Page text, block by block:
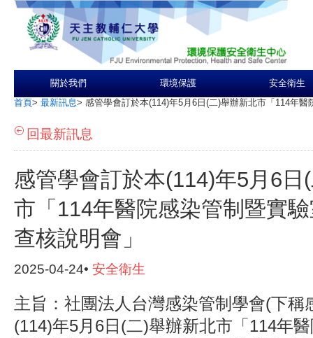
關於我們 環境保護 安全衛生
首頁> 最新訊息> 感管學會訂於本(114)年5月6日(二)舉辦新北市「114年
回最新訊息
感管學會訂於本(114)年5月6日
市「114年醫院感染管制暨實
查核說明會」
2025-04-24• 安全衛生
主旨：社團法人台灣感染管制學會(下稱
(114)年5月6日(二)舉辦新北市「114年